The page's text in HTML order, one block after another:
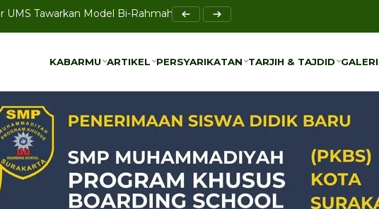
1.000 HPK untuk Percepat Penurunan Stunting di Sukoharjo
KABARMU ARTIKEL PERSYARIKATAN TARJIH & TAJDID GALERI